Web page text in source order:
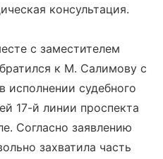
консультация.
с заместителем
к М. Салимову с
исполнении судебного
17-й линии проспекта
Согласно заявлению
захватила часть